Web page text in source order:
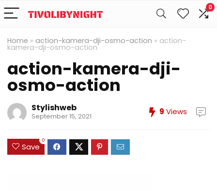
0
Home » action-kamera-dji-osmo-action » action-
kamera-dji-osmo-action
action-kamera-dji-
osmo-action
Stylishweb
September 15, 2021 9 Views
Save
0